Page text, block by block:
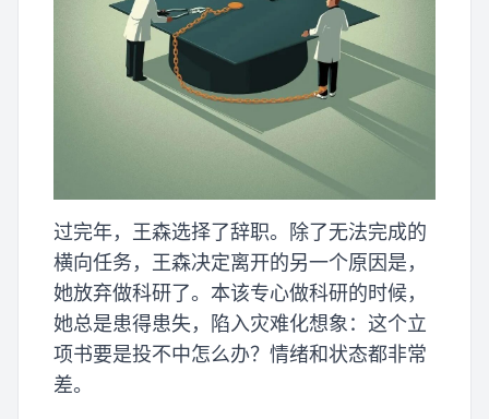
过完年，王森选择了辞职。除了无法完成的
横向任务，王森决定离开的另一个原因是，
她放弃做科研了。本该专心做科研的时候，
她总是患得患失，陷入灾难化想象：这个立
项书要是投不中怎么办？情绪和状态都非常
差。